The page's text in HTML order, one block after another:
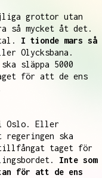
grottor utan
så mycket åt det.
I tionde mars så
Olycksbana.
släppa 5000
för att de ens
Oslo. Eller
regeringen ska
tillfångat taget för
Inte som
för att de ens